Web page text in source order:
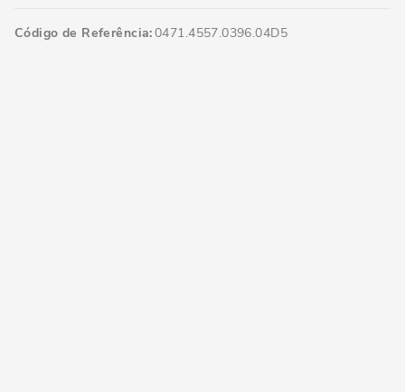
Código de Referência 0471.4557.0396.04D5